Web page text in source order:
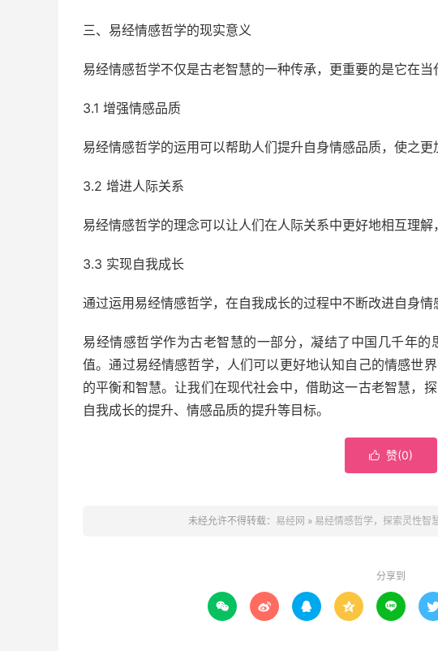
三、易经情感哲学的现实意义
易经情感哲学不仅是古老智慧的一种传承，更重要的是它在当
3.1 增强情感品质
易经情感哲学的运用可以帮助人们提升自身情感品质，使之更
3.2 增进人际关系
易经情感哲学的理念可以让人们在人际关系中更好地相互理解
3.3 实现自我成长
通过运用易经情感哲学，在自我成长的过程中不断改进自身情
易经情感哲学作为古老智慧的一部分，凝结了中国几千年
值。通过易经情感哲学，人们可以更好地认知自己的情感世
的平衡和智慧。让我们在现代社会中，借助这一古老智慧，
自我成长的提升、情感品质的提升等目标。
 赞(0)
未经允许不得转载： 易经网 » 易经情感哲学，探索灵性智
分享到
    